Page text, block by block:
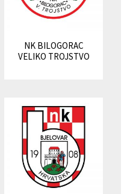
NK BILOGORAC
VELIKO TROJSTVO